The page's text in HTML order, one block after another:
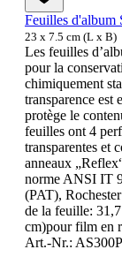
Feuilles
23 x 7.5 cm (L x B)
Les feuilles
pour la
chimiquement
transparence est
protège le
feuilles ont 4
transparentes et
anneaux
norme ANSI IT
(PAT),
de la feuille:
cm)pour film en
Art.-Nr.: